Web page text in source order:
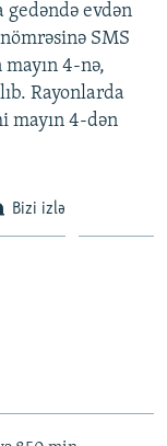
gedəndə evdən
SMS
4-nə,
Rayonlarda
mayın 4-dən
Bizi izlə